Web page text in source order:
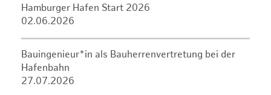
Hamburger Hafen Start 2026
02.06.2026
Bauingenieur*in als Bauherrenvertretung bei der
Hafenbahn
27.07.2026